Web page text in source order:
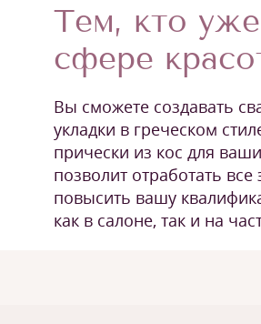
Тем, кто
сфере
Вы сможете создавать
укладки в греческом
прически из кос для
позволит отработать
повысить вашу
как в салоне, так и на